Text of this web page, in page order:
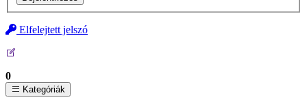
Elfelejtett jelszó
0
Kategóriák